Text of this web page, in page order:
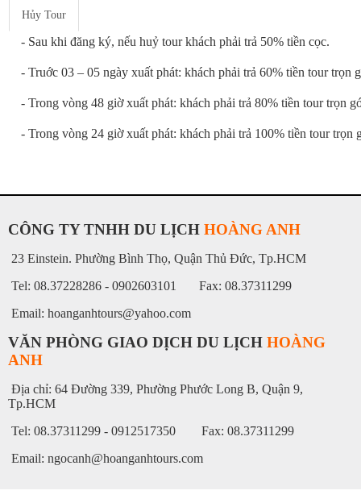
Hủy Tour
- Sau khi đăng ký, nếu huỷ tour khách phải trả 50% tiền cọc.
- Truớc 03 – 05 ngày xuất phát: khách phải trả 60% tiền tour trọn
- Trong vòng 48 giờ xuất phát: khách phải trả 80% tiền tour trọn
- Trong vòng 24 giờ xuất phát: khách phải trả 100% tiền tour trọn
CÔNG TY TNHH DU LỊCH HOÀNG ANH
23 Einstein. Phường Bình Thọ, Quận Thủ Đức, Tp.HCM
Tel: 08.37228286 - 0902603101 Fax: 08.37311299
Email: hoanganhtours@yahoo.com
VĂN PHÒNG GIAO DỊCH DU LỊCH HOÀNG
ANH
Địa chỉ: 64 Đường 339, Phường Phước Long B, Quận 9,
Tp.HCM
Tel: 08.37311299 - 0912517350 Fax: 08.37311299
Email: ngocanh@hoanganhtours.com